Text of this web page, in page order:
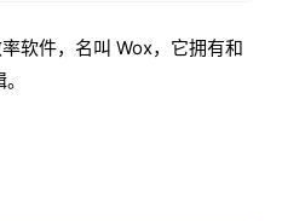
软件，名叫 Wox，它拥有和